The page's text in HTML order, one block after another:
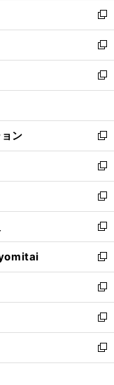
ド
ウ
で
開
く
ィ
ン
ド
ウ
で
開
い
ウ
ィ
ン
ド
ウ
開
く
新
し
い
ウ
ィ
ン
ウ
で
開
く
新
し
い
ウ
ン
ド
ウ
で
開
く
新
し
ウ
ィ
ン
ド
ウ
で
開
く
ン
新
し
い
ウ
ィ
ン
ド
ウ
で
開
く
新
し
い
ウ
ィ
ン
ド
ウ
で
開
く
新
し
い
ウ
ィ
ン
ド
ウ
で
開
く
新
し
い
ウ
ィ
ン
ド
ウ
で
開
yomitai
新
し
い
ウ
ィ
ン
ド
ウ
新
し
い
ウ
ィ
ン
新
し
い
ウ
新
し